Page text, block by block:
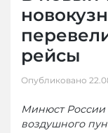
рейсы
Опубликовано
Минюст России
воздушного